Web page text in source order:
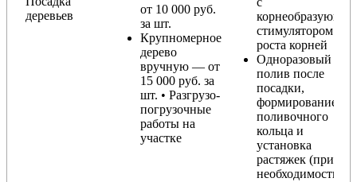
деревьев
от 10 000 руб.
за шт.
Крупномерное
дерево
вручную — от
15 000 руб. за
шт. • Разгрузо-
погрузочные
работы на
участке
корнеобразующим
стимулятором
роста корней
Одноразовый
полив после
посадки,
формирование
поливочного
кольца и
установка
растяжек (при
необходимости)